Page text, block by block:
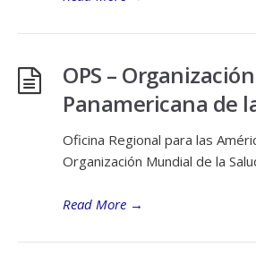
OPS – Organización
Panamericana de
Oficina Regional para las
Organización Mundial de la
Read More →